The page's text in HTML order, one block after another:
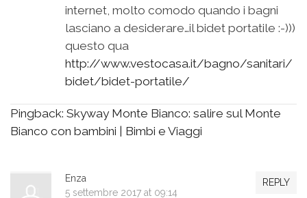
internet, molto comodo quando i bagni
lasciano a desiderare…il bidet portatile :-)))
questo qua
http://www.vestocasa.it/bagno/sanitari/
bidet/bidet-portatile/
Pingback: Skyway Monte Bianco: salire sul Monte
Bianco con bambini | Bimbi e Viaggi
REPLY
Enza
5 settembre 2017 at 09:14